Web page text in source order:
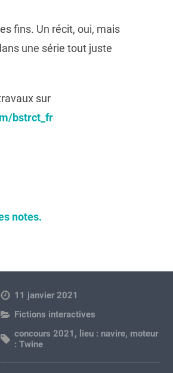
fins. Un récit, oui, mais
une série tout juste
sur
bstrct_fr
notes.
11 janvier 2021
Fictions interactives
concours 2021 , lieu : navire, moteur
: Twine